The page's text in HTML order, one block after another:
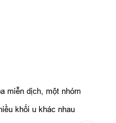
miễn dịch, một nhóm
khối u khác nhau